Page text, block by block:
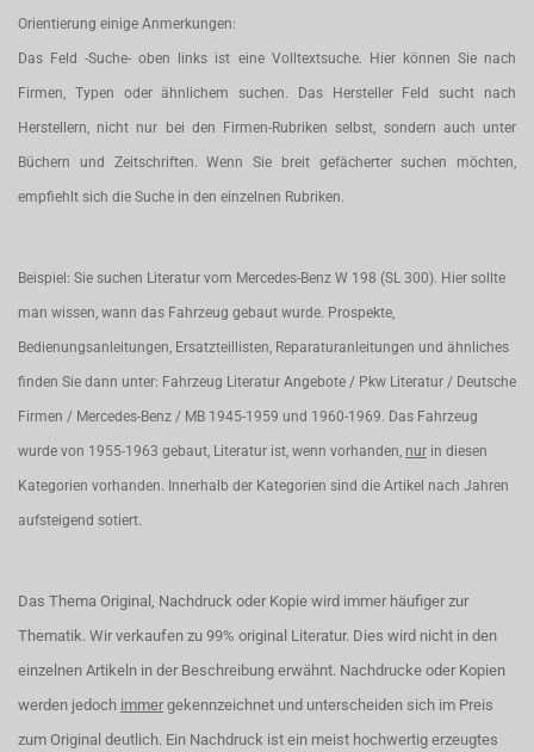
Orientierung einige Anmerkungen:
Das Feld -Suche- oben links ist eine Volltextsuche. Hier können Sie nach
Firmen, Typen oder ähnlichem suchen. Das Hersteller Feld sucht nach
Herstellern, nicht nur bei den Firmen-Rubriken selbst, sondern auch unter
Büchern und Zeitschriften. Wenn Sie breit gefächerter suchen möchten,
empfiehlt sich die Suche in den einzelnen Rubriken.
Beispiel: Sie suchen Literatur vom Mercedes-Benz W 198 (SL 300). Hier sollte
man wissen, wann das Fahrzeug gebaut wurde. Prospekte,
Bedienungsanleitungen, Ersatzteillisten, Reparaturanleitungen und ähnliches
finden Sie dann unter: Fahrzeug Literatur Angebote / Pkw Literatur / Deutsche
Firmen / Mercedes-Benz / MB 1945-1959 und 1960-1969. Das Fahrzeug
wurde von 1955-1963 gebaut, Literatur ist, wenn vorhanden, nur in diesen
Kategorien vorhanden. Innerhalb der Kategorien sind die Artikel nach Jahren
aufsteigend sotiert.
Das Thema Original, Nachdruck oder Kopie wird immer häufiger zur
Thematik. Wir verkaufen zu 99% original Literatur. Dies wird nicht in den
einzelnen Artikeln in der Beschreibung erwähnt. Nachdrucke oder Kopien
werden jedoch immer gekennzeichnet und unterscheiden sich im Preis
zum Original deutlich. Ein Nachdruck ist ein meist hochwertig erzeugtes